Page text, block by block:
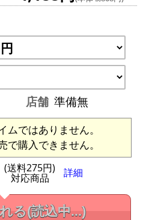
店舗 準備無
ではありません。
で購入できません。
(送料275円)
対応商品 詳細
る(読込中...)